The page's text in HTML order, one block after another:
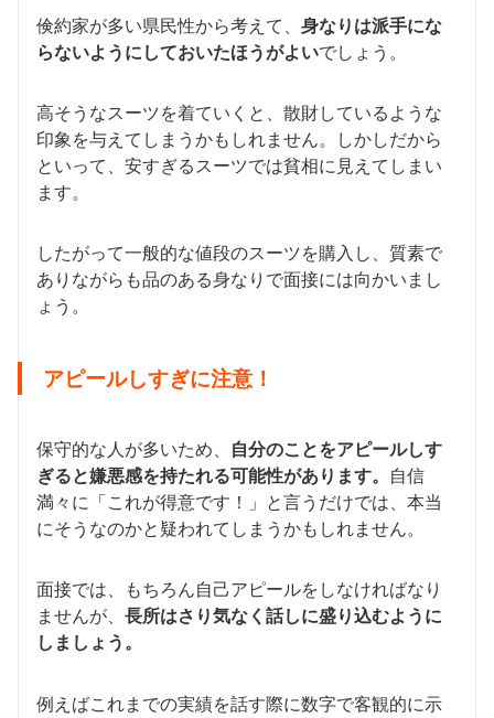
倹約家が多い県民性から考えて、 身なりは派手にな
らないようにしておいたほうがよいでしょう。
高そうなスーツを着ていくと、散財しているような
印象を与えてしまうかもしれません。しかしだから
といって、安すぎるスーツでは貧相に見えてしまい
ます。
したがって一般的な値段のスーツを購入し、質素で
ありながらも品のある身なりで面接には向かいまし
ょう。
アピールしすぎに注意！
保守的な人が多いため、
自分のことをアピールしす
ぎると嫌悪感を持たれる可能性があります。
自信
満々に「これが得意です！」と言うだけでは、本当
にそうなのかと疑われてしまうかもしれません。
面接では、もちろん自己アピールをしなければなり
ませんが、 長所はさり気なく話しに盛り込むように
しましょう。
例えばこれまでの実績を話す際に数字で客観的に示